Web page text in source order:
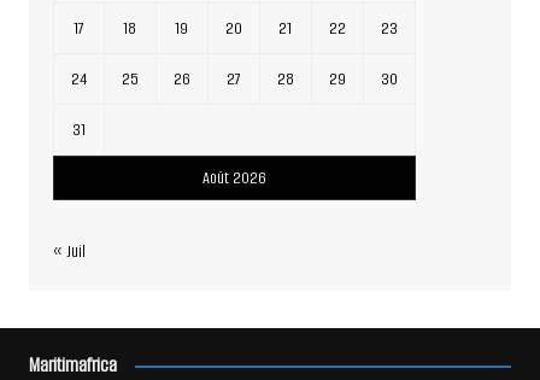
Août 2026
17 18 19 20 21 22 23
24 25 26 27 28 29 30
31
« Juil
Maritimafrica